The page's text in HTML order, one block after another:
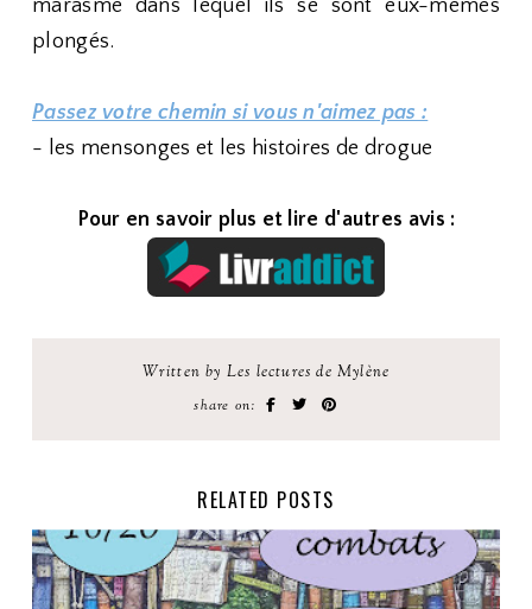
marasme dans lequel ils se sont eux-mêmes
plongés.
Passez votre chemin si vous n'aimez pas :
- les mensonges et les histoires de drogue
Pour en savoir plus et lire d'autres avis :
Written by Les lectures de Mylène
share on:
RELATED POSTS